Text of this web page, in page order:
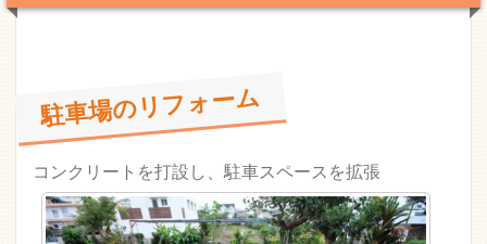
駐車場のリフォーム
コンクリートを打設し、駐車スペースを拡張